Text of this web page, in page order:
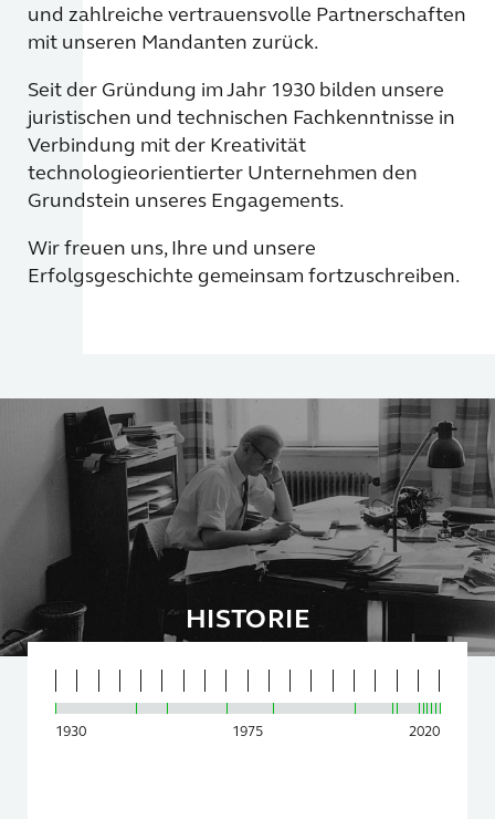
und zahlreiche vertrauensvolle Partnerschaften
mit unseren Mandanten zurück.
Seit der Gründung im Jahr 1930 bilden unsere
juristischen und technischen Fachkenntnisse in
Verbindung mit der Kreativität
technologieorientierter Unternehmen den
Grundstein unseres Engagements.
Wir freuen uns, Ihre und unsere
Erfolgsgeschichte gemeinsam fortzuschreiben.
HISTORIE
1930 1975 2020